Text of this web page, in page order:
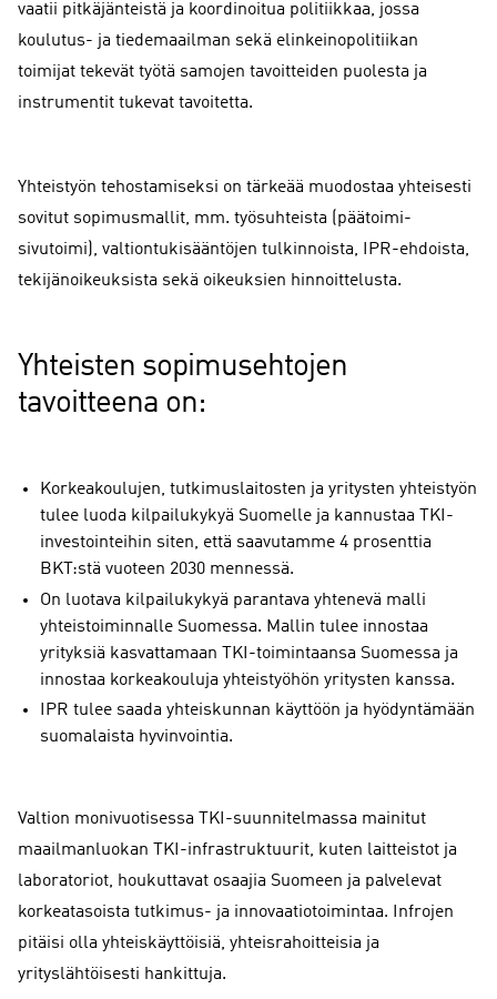
vaatii pitkäjänteistä ja koordinoitua politiikkaa, jossa
koulutus- ja tiedemaailman sekä elinkeinopolitiikan
toimijat tekevät työtä samojen tavoitteiden puolesta ja
instrumentit tukevat tavoitetta.
Yhteistyön tehostamiseksi on tärkeää muodostaa yhteisesti
sovitut sopimusmallit, mm. työsuhteista (päätoimi-
sivutoimi), valtiontukisääntöjen tulkinnoista, IPR-ehdoista,
tekijänoikeuksista sekä oikeuksien hinnoittelusta.
Yhteisten sopimusehtojen
tavoitteena on:
Korkeakoulujen, tutkimuslaitosten ja yritysten yhteistyön
tulee luoda kilpailukykyä Suomelle ja kannustaa TKI-
investointeihin siten, että saavutamme 4 prosenttia
BKT:stä vuoteen 2030 mennessä.
On luotava kilpailukykyä parantava yhtenevä malli
yhteistoiminnalle Suomessa. Mallin tulee innostaa
yrityksiä kasvattamaan TKI-toimintaansa Suomessa ja
innostaa korkeakouluja yhteistyöhön yritysten kanssa.
IPR tulee saada yhteiskunnan käyttöön ja hyödyntämään
suomalaista hyvinvointia.
Valtion monivuotisessa TKI-suunnitelmassa mainitut
maailmanluokan TKI-infrastruktuurit, kuten laitteistot ja
laboratoriot, houkuttavat osaajia Suomeen ja palvelevat
korkeatasoista tutkimus- ja innovaatiotoimintaa. Infrojen
pitäisi olla yhteiskäyttöisiä, yhteisrahoitteisia ja
yrityslähtöisesti hankittuja.